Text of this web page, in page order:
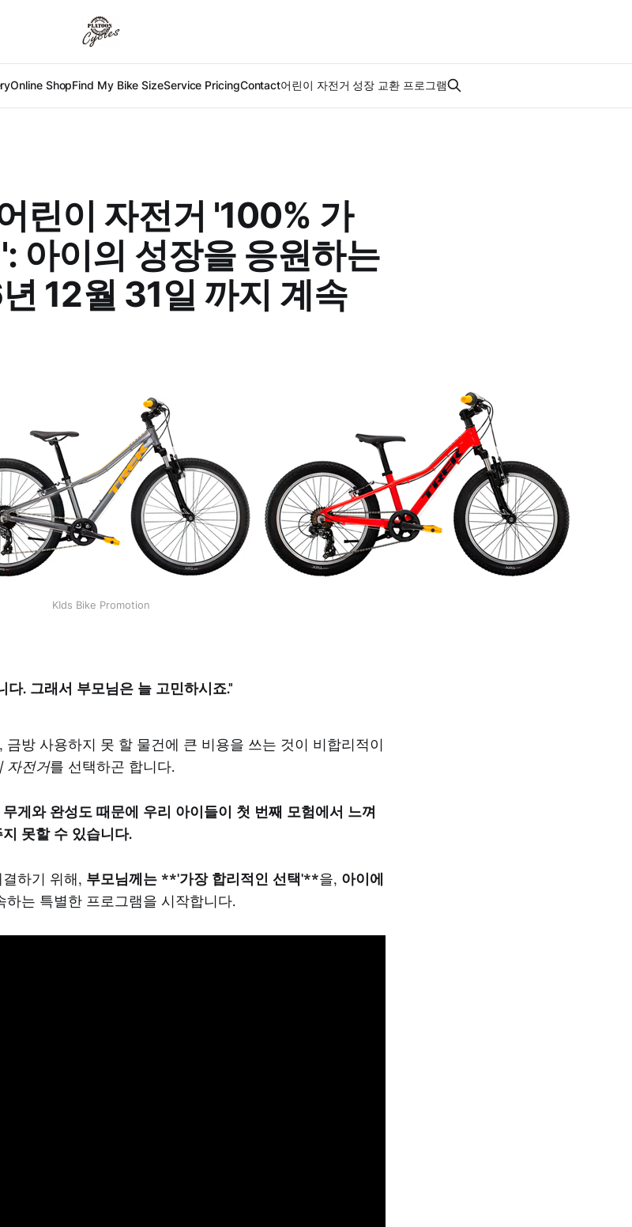
Online ShopFind My Bike SizeService PricingContact어린이 자전거 성장 교환 프로그램
린이 자전거 '100% 가
아이의 성장을 응원하는
12월 31일 까지 계속
KIds Bike Promotion
. 그래서 부모님은 늘 고민하시죠."
방 사용하지 못 할 물건에 큰 비용을 쓰는 것이 비합리적이
자전거를 선택하곤 합니다.
게와 완성도 때문에 우리 아이들이 첫 번째 모험에서 느껴
못할 수 있습니다.
하기 위해, 부모님께는 **'가장 합리적인 선택'**을, 아이에
하는 특별한 프로그램을 시작합니다.